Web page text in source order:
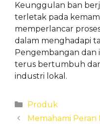
Keunggulan ban
terletak pada
memperlancar
dalam menghadapi
Pengembangan dan
terus bertumbuh
industri lokal.
Categories
Produk
Memahami Peran